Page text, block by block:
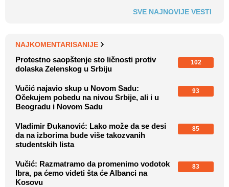
SVE NAJNOVIJE VESTI
NAJKOMENTARISANIJE
Protestno saopštenje sto ličnosti protiv
dolaska Zelenskog u Srbiju
102
Vučić najavio skup u Novom Sadu:
Očekujem pobedu na nivou Srbije, ali i u
Beogradu i Novom Sadu
93
Vladimir Đukanović: Lako može da se desi
da na izborima bude više takozvanih
studentskih lista
85
Vučić: Razmatramo da promenimo vodotok
Ibra, pa ćemo videti šta će Albanci na
Kosovu
83